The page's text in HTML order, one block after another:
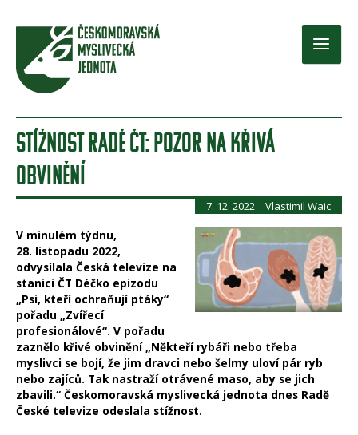
Main
STÍŽNOST RADĚ ČT: POZOR NA KŘIVÁ
OBVINĚNÍ
7. 12. 2022 Vlastimil Waic
V minulém týdnu,
28. listopadu 2022,
odvysílala Česká televize na
stanici ČT Déčko epizodu
„Psi, kteří ochraňují ptáky“
pořadu „Zvířecí
profesionálové“. V pořadu
zaznělo křivé obvinění „Někteří rybáři nebo třeba
myslivci se bojí, že jim dravci nebo šelmy uloví pár ryb
nebo zajíců. Tak nastraží otrávené maso, aby se jich
zbavili.“ Českomoravská myslivecká jednota dnes Radě
České televize odeslala stížnost.